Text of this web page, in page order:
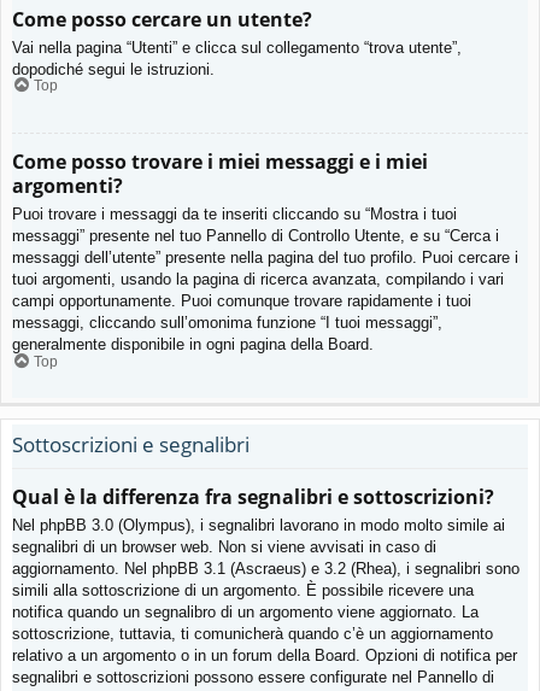
Come posso cercare un utente?
Vai nella pagina “Utenti” e clicca sul collegamento “trova utente”,
dopodiché segui le istruzioni.
Top
Come posso trovare i miei messaggi e i miei
argomenti?
Puoi trovare i messaggi da te inseriti cliccando su “Mostra i tuoi
messaggi” presente nel tuo Pannello di Controllo Utente, e su “Cerca i
messaggi dell’utente” presente nella pagina del tuo profilo. Puoi cercare i
tuoi argomenti, usando la pagina di ricerca avanzata, compilando i vari
campi opportunamente. Puoi comunque trovare rapidamente i tuoi
messaggi, cliccando sull’omonima funzione “I tuoi messaggi”,
generalmente disponibile in ogni pagina della Board.
Top
Sottoscrizioni e segnalibri
Qual è la differenza fra segnalibri e sottoscrizioni?
Nel phpBB 3.0 (Olympus), i segnalibri lavorano in modo molto simile ai
segnalibri di un browser web. Non si viene avvisati in caso di
aggiornamento. Nel phpBB 3.1 (Ascraeus) e 3.2 (Rhea), i segnalibri sono
simili alla sottoscrizione di un argomento. È possibile ricevere una
notifica quando un segnalibro di un argomento viene aggiornato. La
sottoscrizione, tuttavia, ti comunicherà quando c’è un aggiornamento
relativo a un argomento o in un forum della Board. Opzioni di notifica per
segnalibri e sottoscrizioni possono essere configurate nel Pannello di